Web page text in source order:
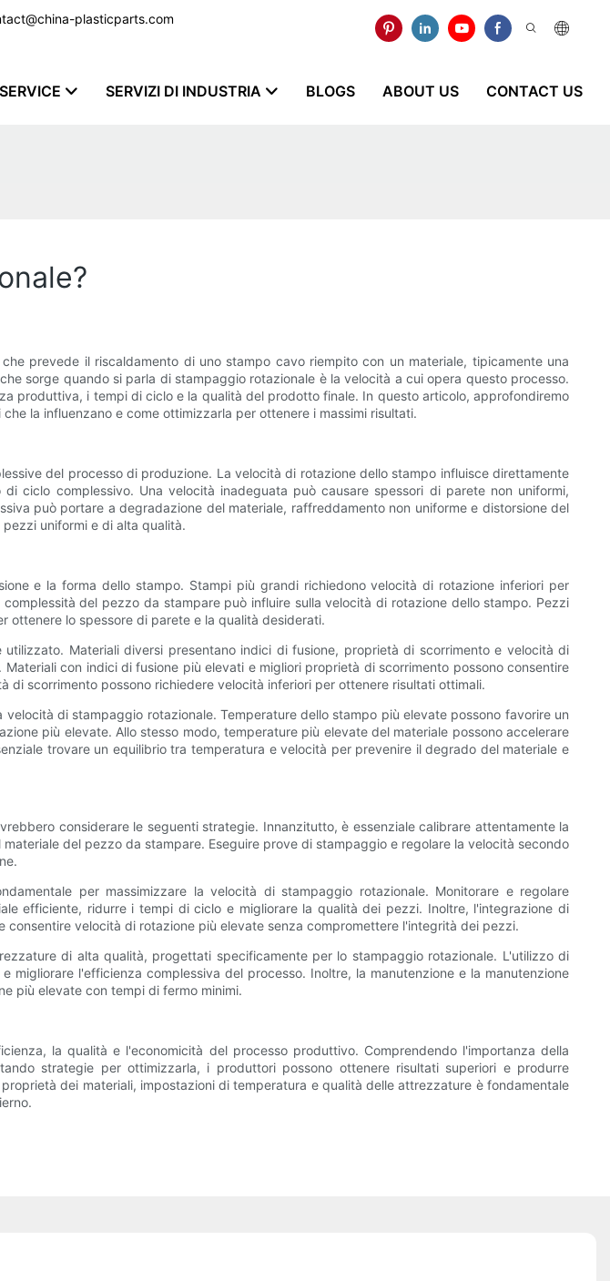
plasticparts.com
SERVICE SERVIZI DI INDUSTRIA BLOGS ABOUT US CONTACT US
prevede il riscaldamento di uno stampo cavo riempito con un materiale, tipicamente una
sorge quando si parla di stampaggio rotazionale è la velocità a cui opera questo processo.
produttiva, i tempi di ciclo e la qualità del prodotto finale. In questo articolo, approfondiremo
la influenzano e come ottimizzarla per ottenere i massimi risultati.
del processo di produzione. La velocità di rotazione dello stampo influisce direttamente
ciclo complessivo. Una velocità inadeguata può causare spessori di parete non uniformi,
può portare a degradazione del materiale, raffreddamento non uniforme e distorsione del
uniformi e di alta qualità.
e la forma dello stampo. Stampi più grandi richiedono velocità di rotazione inferiori per
del pezzo da stampare può influire sulla velocità di rotazione dello stampo. Pezzi
lo spessore di parete e la qualità desiderati.
Materiali diversi presentano indici di fusione, proprietà di scorrimento e velocità di
con indici di fusione più elevati e migliori proprietà di scorrimento possono consentire
scorrimento possono richiedere velocità inferiori per ottenere risultati ottimali.
di stampaggio rotazionale. Temperature dello stampo più elevate possono favorire un
più elevate. Allo stesso modo, temperature più elevate del materiale possono accelerare
trovare un equilibrio tra temperatura e velocità per prevenire il degrado del materiale e
considerare le seguenti strategie. Innanzitutto, è essenziale calibrare attentamente la
del pezzo da stampare. Eseguire prove di stampaggio e regolare la velocità secondo
per massimizzare la velocità di stampaggio rotazionale. Monitorare e regolare
efficiente, ridurre i tempi di ciclo e migliorare la qualità dei pezzi. Inoltre, l'integrazione di
velocità di rotazione più elevate senza compromettere l'integrità dei pezzi.
di alta qualità, progettati specificamente per lo stampaggio rotazionale. L'utilizzo di
l'efficienza complessiva del processo. Inoltre, la manutenzione e la manutenzione
più elevate con tempi di fermo minimi.
la qualità e l'economicità del processo produttivo. Comprendendo l'importanza della
strategie per ottimizzarla, i produttori possono ottenere risultati superiori e produrre
dei materiali, impostazioni di temperatura e qualità delle attrezzature è fondamentale